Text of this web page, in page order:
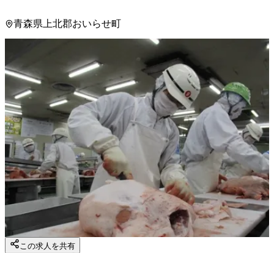
青森県上北郡おいらせ町
この求人を共有